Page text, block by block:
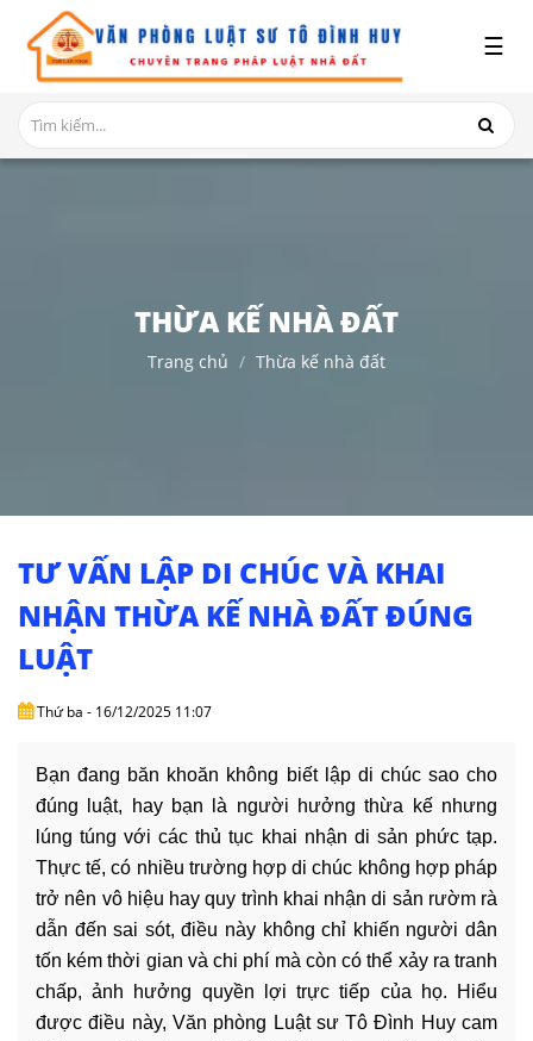
GIỚI
THIỆU
DỊCH
TỤC
ĐẤT
VĂN
BẢN
-
BIỂU
LIÊN
HỆ
☰
THỪA KẾ NHÀ ĐẤT
Trang chủ Thừa kế nhà đất
TƯ VẤN LẬP DI CHÚC VÀ KHAI
NHẬN THỪA KẾ NHÀ ĐẤT ĐÚNG
LUẬT
Thứ ba - 16/12/2025 11:07
Bạn đang băn khoăn không biết lập di chúc sao cho
đúng luật, hay bạn là người hưởng thừa kế nhưng
lúng túng với các thủ tục khai nhận di sản phức tạp.
Thực tế, có nhiều trường hợp di chúc không hợp pháp
trở nên vô hiệu hay quy trình khai nhận di sản rườm rà
dẫn đến sai sót, điều này không chỉ khiến người dân
tốn kém thời gian và chi phí mà còn có thể xảy ra tranh
chấp, ảnh hưởng quyền lợi trực tiếp của họ. Hiểu
được điều này, Văn phòng Luật sư Tô Đình Huy cam